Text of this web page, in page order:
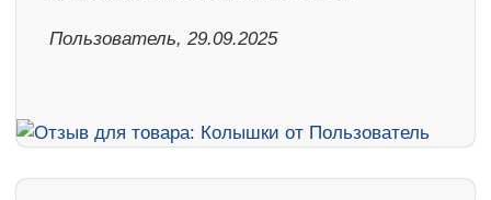
Пользователь, 29.09.2025